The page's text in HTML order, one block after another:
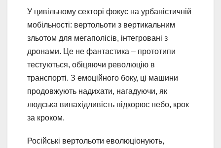
У цивільному секторі фокус на урбаністичній
мобільності: вертольоти з вертикальним
зльотом для мегаполісів, інтегровані з
дронами. Це не фантастика – прототипи
тестуються, обіцяючи революцію в
транспорті. З емоційного боку, ці машини
продовжують надихати, нагадуючи, як
людська винахідливість підкорює небо, крок
за кроком.
Російські вертольоти еволюціонують,